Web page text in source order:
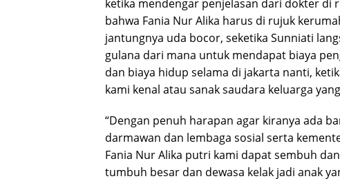
ketika mendengar penjelasan dari dokter
bahwa Fania Nur Alika harus di rujuk
jantungnya uda bocor, seketika Sunniati
gulana dari mana untuk mendapat biaya
dan biaya hidup selama di jakarta nanti,
kami kenal atau sanak saudara keluarga
“Dengan penuh harapan agar kiranya ada
darmawan dan lembaga sosial serta
Fania Nur Alika putri kami dapat sembuh
tumbuh besar dan dewasa kelak jadi anak